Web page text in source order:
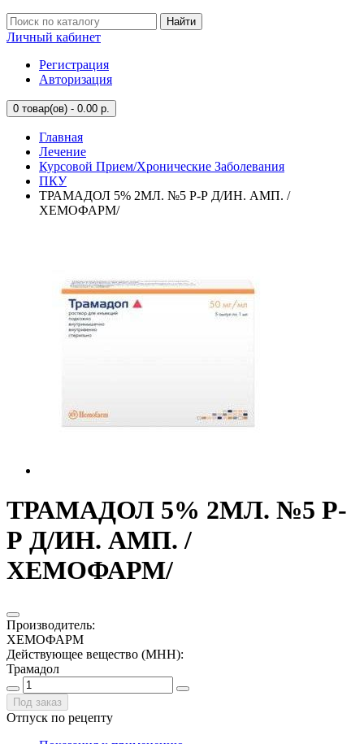
Найти
Личный кабинет
Регистрация
Авторизация
0 товар(ов) - 0.00 р.
Главная
Лечение
Курсовой Прием/Хронические Заболевания
ПКУ
ТРАМАДОЛ 5% 2МЛ. №5 Р-Р Д/ИН. АМП. /
ХЕМОФАРМ/
ТРАМАДОЛ 5% 2МЛ. №5 Р-
Р Д/ИН. АМП. /
ХЕМОФАРМ/
Производитель:
ХЕМОФАРМ
Действующее вещество (МНН):
Трамадол
Под заказ
Отпуск по рецепту